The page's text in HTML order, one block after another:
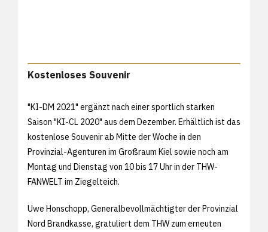
Kostenloses Souvenir
"KI-DM 2021" ergänzt nach einer sportlich starken
Saison "KI-CL 2020" aus dem Dezember. Erhältlich ist das
kostenlose Souvenir ab Mitte der Woche in den
Provinzial-Agenturen im Großraum Kiel sowie noch am
Montag und Dienstag von 10 bis 17 Uhr in der THW-
FANWELT im Ziegelteich.
Uwe Honschopp, Generalbevollmächtigter der Provinzial
Nord Brandkasse, gratuliert dem THW zum erneuten